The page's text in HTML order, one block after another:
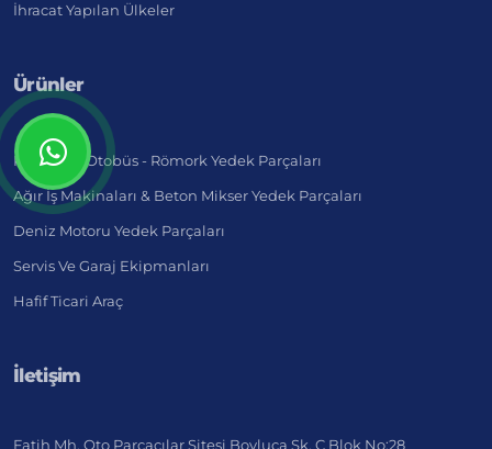
İhracat Yapılan Ülkeler
Ürünler
Kamyon - Otobüs - Römork Yedek Parçaları
Ağır İş Makinaları & Beton Mikser Yedek Parçaları
Deniz Motoru Yedek Parçaları
Servis Ve Garaj Ekipmanları
Hafif Ticari Araç
İletişim
Fatih Mh. Oto Parçacılar Sitesi Boyluca Sk. C Blok No:28